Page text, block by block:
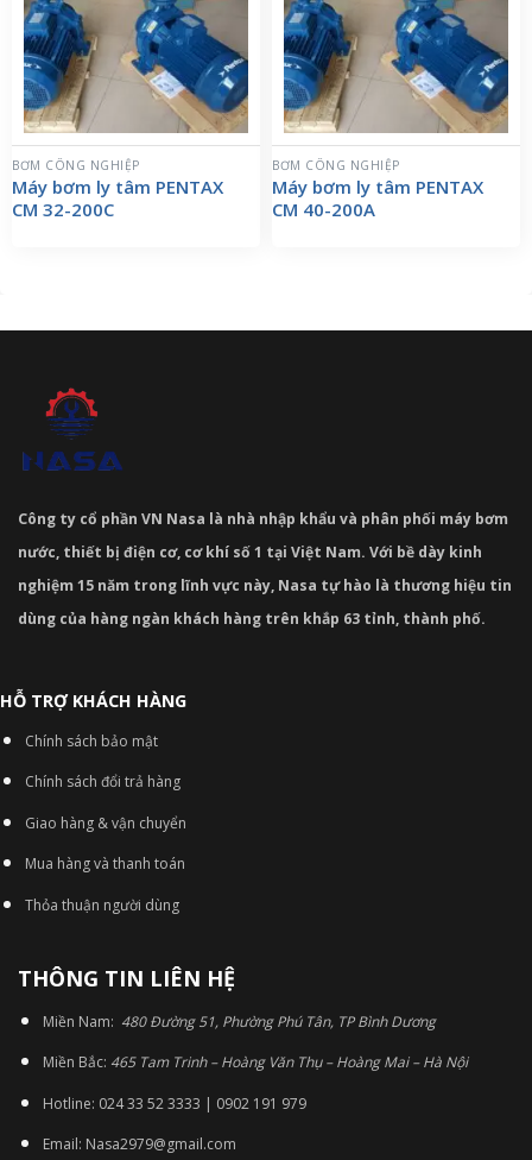
BƠM CÔNG NGHIỆP
Máy bơm ly tâm PENTAX
CM 32-200C
BƠM CÔNG NGHIỆP
Máy bơm ly tâm PENTAX
CM 40-200A
Công ty cổ phần VN Nasa là nhà nhập khẩu và phân phối máy bơm
nước, thiết bị điện cơ, cơ khí số 1 tại Việt Nam. Với bề dày kinh
nghiệm 15 năm trong lĩnh vực này, Nasa tự hào là thương hiệu tin
dùng của hàng ngàn khách hàng trên khắp 63 tỉnh, thành phố.
HỖ TRỢ KHÁCH HÀNG
Chính sách bảo mật
Chính sách đổi trả hàng
Giao hàng & vận chuyển
Mua hàng và thanh toán
Thỏa thuận người dùng
THÔNG TIN LIÊN HỆ
Miền Nam: 480 Đường 51, Phường Phú Tân, TP Bình Dương
Miền Bắc: 465 Tam Trinh – Hoàng Văn Thụ – Hoàng Mai – Hà Nội
Hotline: 024 33 52 3333 | 0902 191 979
Email: Nasa2979@gmail.com